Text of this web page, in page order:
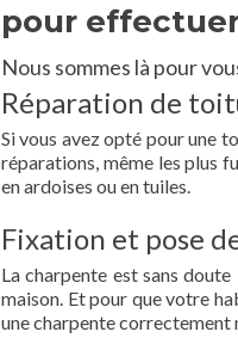
pour
Nous sommes là pour
Réparation de
Si vous avez opté pour une
réparations, même les plus
en ardoises ou en tuiles.
Fixation et pose
La charpente est sans
maison. Et pour que votre
une charpente correctement